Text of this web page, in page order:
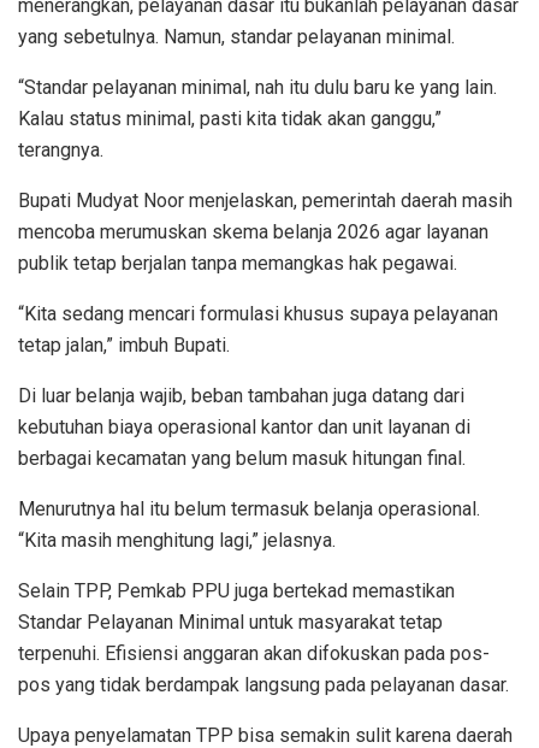
menerangkan, pelayanan dasar itu bukanlah pelayanan dasar
yang sebetulnya. Namun, standar pelayanan minimal.
“Standar pelayanan minimal, nah itu dulu baru ke yang lain.
Kalau status minimal, pasti kita tidak akan ganggu,”
terangnya.
Bupati Mudyat Noor menjelaskan, pemerintah daerah masih
mencoba merumuskan skema belanja 2026 agar layanan
publik tetap berjalan tanpa memangkas hak pegawai.
“Kita sedang mencari formulasi khusus supaya pelayanan
tetap jalan,” imbuh Bupati.
Di luar belanja wajib, beban tambahan juga datang dari
kebutuhan biaya operasional kantor dan unit layanan di
berbagai kecamatan yang belum masuk hitungan final.
Menurutnya hal itu belum termasuk belanja operasional.
“Kita masih menghitung lagi,” jelasnya.
Selain TPP, Pemkab PPU juga bertekad memastikan
Standar Pelayanan Minimal untuk masyarakat tetap
terpenuhi. Efisiensi anggaran akan difokuskan pada pos-
pos yang tidak berdampak langsung pada pelayanan dasar.
Upaya penyelamatan TPP bisa semakin sulit karena daerah